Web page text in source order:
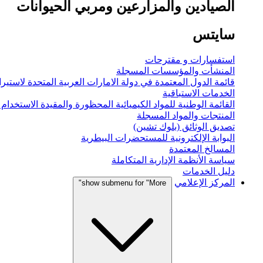
الصيادين والمزارعين ومربي الحيوانات
سايتس
استفسارات و مقترحات
المنشأت والمؤسسات المسجلة
قائمة الدول المعتمدة في دولة الامارات العربية المتحدة
الخدمات الاستباقية
القائمة الوطنية للمواد الكيميائية المحظورة والمقيدة
المنتجات والمواد المسجلة
تصديق الوثائق (بلوك تشين)
البوابة الإلكترونية للمستحضرات البيطرية
المسالخ المعتمدة
سياسة الأنظمة الإدارية المتكاملة
دليل الخدمات
المركز الإعلامي
show submenu for "More"